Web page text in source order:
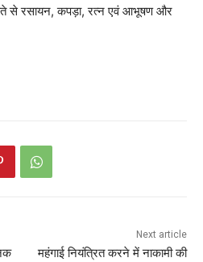
से रसायन, कपड़ा, रत्न एवं आभूषण और
Next article
महंगाई नियंत्रित करने में नाकामी की